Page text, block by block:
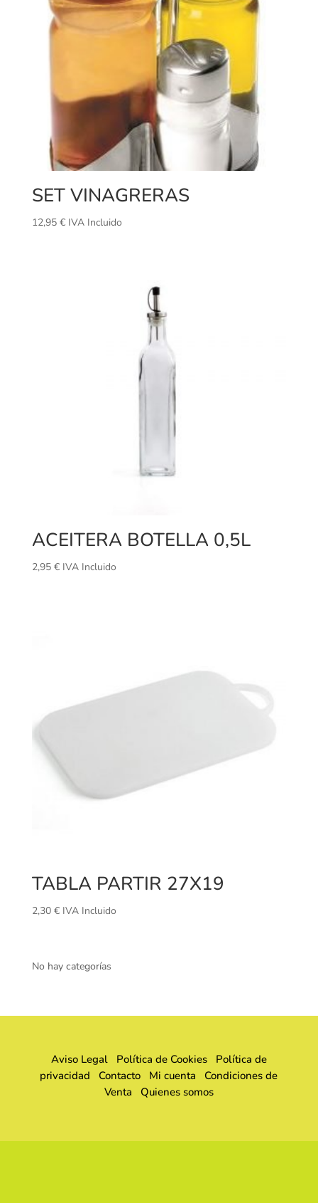
SET VINAGRERAS
12,95 € IVA Incluido
ACEITERA BOTELLA 0,5L
2,95 € IVA Incluido
TABLA PARTIR 27X19
2,30 € IVA Incluido
No hay categorías
Aviso Legal Política de Cookies
Política de
privacidad
Contacto Mi cuenta
Condiciones de
Venta Quienes somos